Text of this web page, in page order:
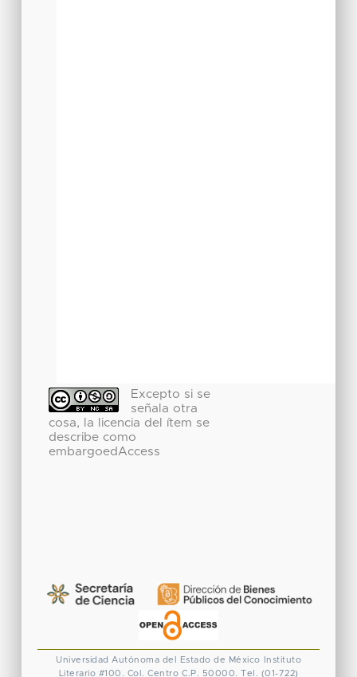
Excepto si se
señala otra
cosa, la licencia del ítem se
describe como
embargoedAccess
Universidad Autónoma del Estado de México
Instituto
Literario #100. Col. Centro C.P. 50000. Tel. (01-722)